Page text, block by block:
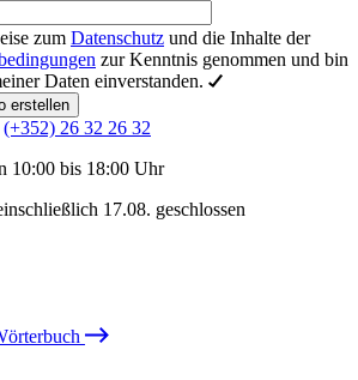
zum Datenschutz und die Inhalte der
zur Kenntnis genommen und bin
Daten einverstanden.
erstellen
(+352) 26 32 26 32
10:00 bis 18:00 Uhr
17.08. geschlossen